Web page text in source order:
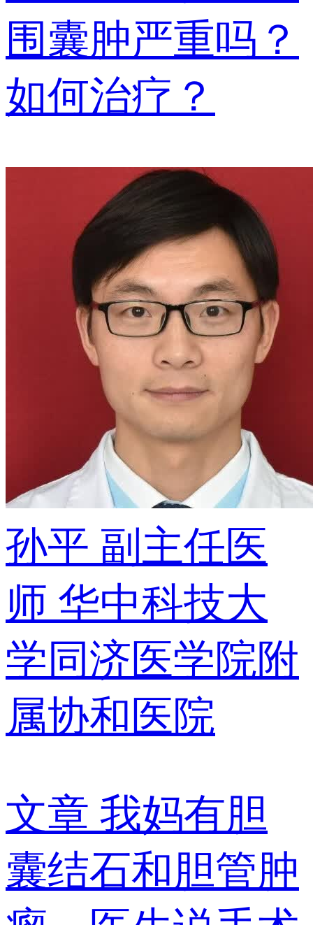
围囊肿严重吗？
如何治疗？
孙平 副主任医
师 华中科技大
学同济医学院附
属协和医院
文章 我妈有胆
囊结石和胆管肿